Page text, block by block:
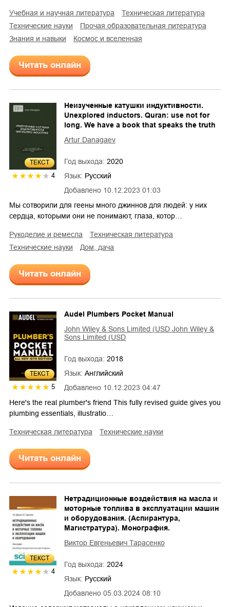
учебная и научная литература
техническая литература
технические науки
прочая образовательная литература
знания и навыки
космос и вселенная
Читать онлайн
ТЕКСТ
4
Добавлено 10.12.2023 01:03
Неизученные катушки индуктивности.
Unexplored inductors. Quran: use not for
long. We have a book that speaks the truth
Artur Danagaev
Год выхода: 2020
Язык: Русский
Мы сотворили для геены много джиннов для людей: у них
сердца, которыми они не понимают, глаза, котор…
рукоделие и ремесла
техническая литература
технические науки
дом, дача
Читать онлайн
ТЕКСТ
5 Добавлено 10.12.2023 04:47
Audel Plumbers Pocket Manual
John Wiley & Sons Limited (USD John Wiley &
Sons Limited (USD
Год выхода: 2018
Язык: Английский
Here's the real plumber's friend This fully revised guide gives you
plumbing essentials, illustratio…
техническая литература технические науки
Читать онлайн
ТЕКСТ
4
Добавлено 05.03.2024 08:10
Нетрадиционные воздействия на масла и
моторные топлива в эксплуатации машин
и оборудования. (Аспирантура,
Магистратура). Монография.
Виктор Евгеньевич Тарасенко
Год выхода: 2024
Язык: Русский